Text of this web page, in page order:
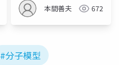
本間善夫 672
#分子模型